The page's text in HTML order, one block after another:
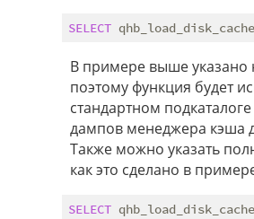
SELECT
В примере выше указано
поэтому функция будет
стандартном
дампов менеджера кэша
Также можно указать
как это сделано в
SELECT